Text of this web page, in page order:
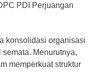
PDI Perjuangan
konsolidasi organisasi
Menurutnya,
memperkuat struktur